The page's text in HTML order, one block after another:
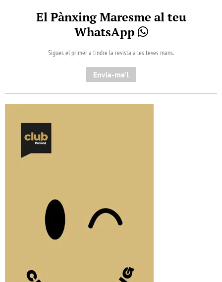
El Pànxing Maresme al teu
WhatsApp
Sigues el primer a tindre la revista a les teves mans.
Envia-me'l